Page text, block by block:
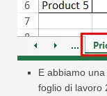
E abbiamo
foglio di lavoro